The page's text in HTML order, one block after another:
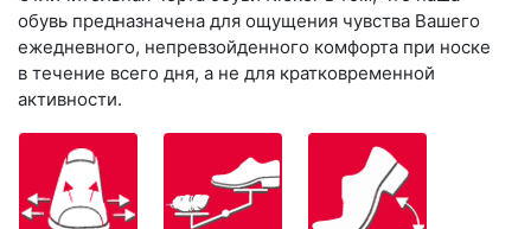
обувь предназначена для ощущения чувства Вашего
ежедневного, непревзойденного комфорта при носке
в течение всего дня, а не для кратковременной
активности.